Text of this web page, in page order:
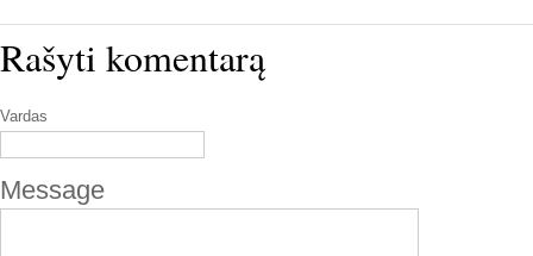
Rašyti komentarą
Vardas
Message